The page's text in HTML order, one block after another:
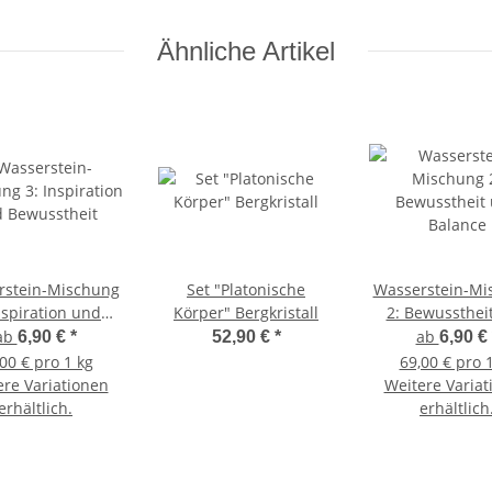
Ähnliche Artikel
Mischung
und
6,90 € *
€ pro 1 kg
Variationen
Set "Platonische
Körper" Bergkristall
52,90 € *
Wasserstein-
2:
Balance
ab 6,90 €
69,00 € pro
Weitere
erhältlich.